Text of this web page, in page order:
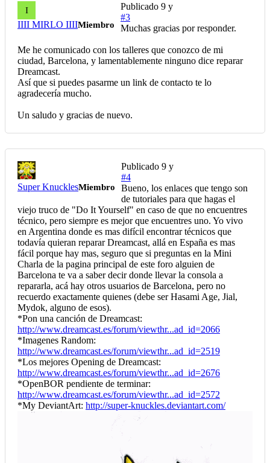
I
IIII MIRLO IIIIMiembro
Publicado 9 y
#3
Muchas gracias por responder.
Me he comunicado con los talleres que conozco de mi
ciudad, Barcelona, y lamentablemente ninguno dice reparar
Dreamcast.
Así que si puedes pasarme un link de contacto te lo
agradecería mucho.
Un saludo y gracias de nuevo.
Super KnucklesMiembro
Publicado 9 y
#4
Bueno, los enlaces que tengo son
de tutoriales para que hagas el
viejo truco de "Do It Yourself" en caso de que no encuentres
técnico, pero siempre es mejor que encuentres uno. Yo vivo
en Argentina donde es mas difícil encontrar técnicos que
todavía quieran reparar Dreamcast, allá en España es mas
fácil porque hay mas, seguro que si preguntas en la Mini
Charla de la pagina principal de este foro alguien de
Barcelona te va a saber decir donde llevar la consola a
repararla, acá hay otros usuarios de Barcelona, pero no
recuerdo exactamente quienes (debe ser Hasami Age, Jial,
Mydok, alguno de esos).
*Pon una canción de Dreamcast:
http://www.dreamcast.es/forum/viewthr...ad_id=2066
*Imagenes Random:
http://www.dreamcast.es/forum/viewthr...ad_id=2519
*Los mejores Opening de Dreamcast:
http://www.dreamcast.es/forum/viewthr...ad_id=2676
*OpenBOR pendiente de terminar:
http://www.dreamcast.es/forum/viewthr...ad_id=2572
*My DeviantArt: http://super-knuckles.deviantart.com/